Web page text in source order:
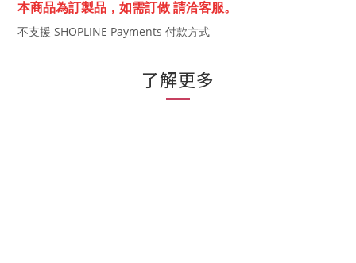
本商品為訂製品， 如需訂做 請洽客服。
不支援 SHOPLINE Payments 付款方式
了解更多